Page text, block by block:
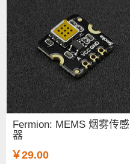
Fermion: MEMS 烟雾传感
器
￥29.00